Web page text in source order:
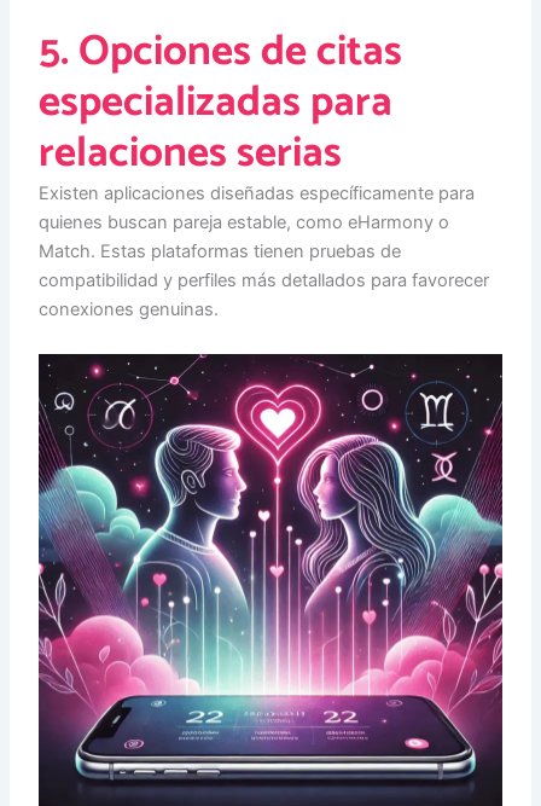
5. Opciones de citas
especializadas para
relaciones serias
Existen aplicaciones diseñadas específicamente para
quienes buscan pareja estable, como eHarmony o
Match. Estas plataformas tienen pruebas de
compatibilidad y perfiles más detallados para favorecer
conexiones genuinas.